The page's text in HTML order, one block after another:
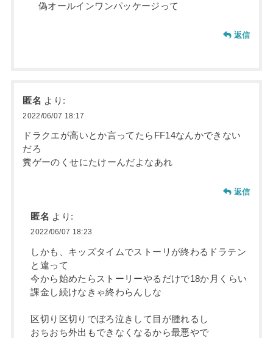
偽オールインワンパッケージって
返信
匿名 より:
2022/06/07 18:17
ドラクエが高いとか言ってたらFF14なんかできない
だろ
糞ゲーのくせにたけーんだよなあれ
返信
匿名 より:
2022/06/07 18:23
しかも、キッズタイムでストーリが終わるドラテン
と違って
今から始めたらストーリーやるだけで18か月くらい
課金し続けなきゃ終わらんしな
区切り区切りでぼろ泣きして目が腫れるし
おちおち外出もできなくなるから最悪やで